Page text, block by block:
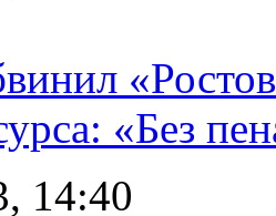
«Без
14:40